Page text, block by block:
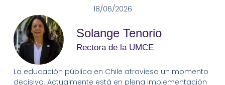
18/06/2026
Solange Tenorio
Rectora de la UMCE
La educación pública en Chile atraviesa un momento
decisivo. Actualmente está en plena implementación